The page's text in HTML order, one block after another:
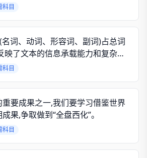
科目
词、动词、形容词、副词)占总词
映了文本的信息承载能力和复杂程
科目
要成果之一,我们要学习借鉴世界
果,争取做到“全盘西化”。
科目